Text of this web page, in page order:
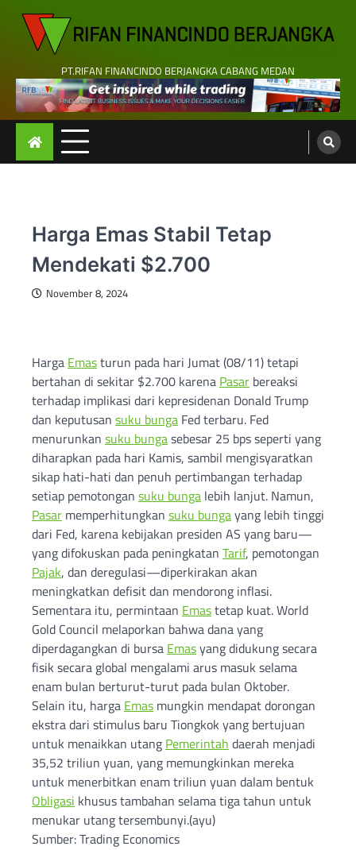
content
PT.RIFAN FINANCINDO BERJANGKA CABANG MEDAN
Harga Emas Stabil Tetap
Mendekati $2.700
November 8, 2024
Harga Emasturun pada hari Jumat (08/11) tetapi
bertahan di sekitar $2.700 karena Pasar bereaksi
terhadap implikasi dari kepresidenan Donald Trump
dan keputusan suku bunga Fed terbaru. Fed
menurunkan suku bungasebesar 25 bps seperti yang
diharapkan pada hari Kamis, sambil mengisyaratkan
sikap hati-hati dan penuh pertimbangan terhadap
setiap pemotongan suku bunga lebih lanjut. Namun,
Pasar memperhitungkan suku bungayang lebih tinggi
dari Fed, karena kebijakan presiden AS yang baru—
yang difokuskan pada peningkatan Tarif, pemotongan
Pajak, dan deregulasi—diperkirakan akan
meningkatkan defisit dan mendorong inflasi.
Sementara itu, permintaan Emastetap kuat. World
Gold Council melaporkan bahwa dana yang
diperdagangkan di bursa Emasyang didukung secara
fisik secara global mengalami arus masuk selama
enam bulan berturut-turut pada bulan Oktober.
Selain itu, harga Emas mungkin mendapat dorongan
ekstra dari stimulus baru Tiongkok yang bertujuan
untuk menaikkan utang Pemerintah daerah menjadi
35,52 triliun yuan, yang memungkinkan mereka
untuk menerbitkan enam triliun yuan dalam bentuk
Obligasi khusus tambahan selama tiga tahun untuk
menukar utang tersembunyi.(ayu)
Sumber: Trading Economics